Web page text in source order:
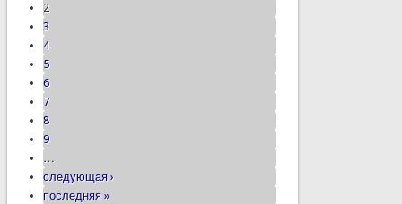
2
3
4
5
6
7
8
9
…
следующая ›
последняя »